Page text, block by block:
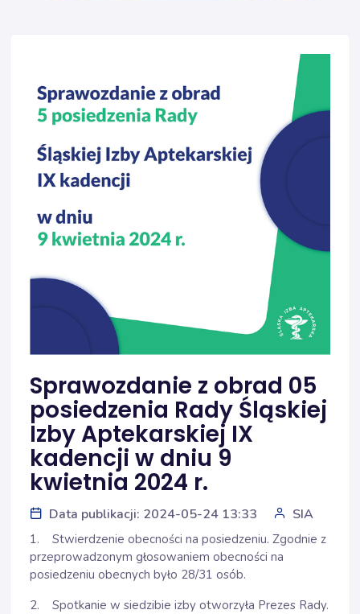
Sprawozdanie z obrad 05
posiedzenia Rady Śląskiej
Izby Aptekarskiej IX
kadencji w dniu 9
kwietnia 2024 r.
Data publikacji: 2024-05-24 13:33 SIA
1. Stwierdzenie obecności na posiedzeniu. Zgodnie z
przeprowadzonym głosowaniem obecności na
posiedzeniu obecnych było 28/31 osób.
2. Spotkanie w siedzibie izby otworzyła Prezes Rady.